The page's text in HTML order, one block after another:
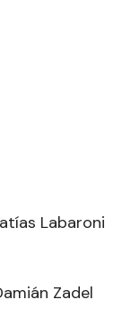
Labaroni
Zadel